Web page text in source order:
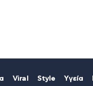
Viral Style Υγεία